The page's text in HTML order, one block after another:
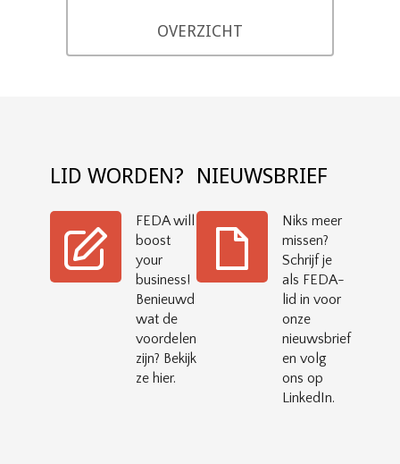
OVERZICHT
LID WORDEN?
FEDA will
boost
your
business!
Benieuwd
wat de
voordelen
zijn? Bekijk
ze hier.
NIEUWSBRIEF
Niks meer
missen?
Schrijf je
als FEDA-
lid in voor
onze
nieuwsbrief
en volg
ons op
LinkedIn.